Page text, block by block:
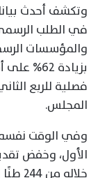
وتكشف أحدث
في الطلب
بزيادة
فصلية للربع
المجلس.
وفي الوقت
الأول، وخفض